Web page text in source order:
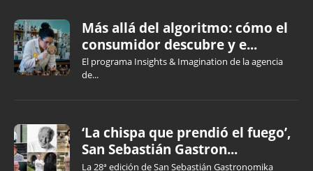
Más allá del algoritmo: cómo el
consumidor descubre y e...
El programa Insights & Imagination de la agencia
de...
‘La chispa que prendió el fuego’,
San Sebastián Gastron...
La 28ª edición de San Sebastián Gastronomika